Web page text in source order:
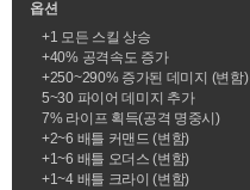
옵션
+1 모든 스킬 상승
+40% 공격속도 증가
+250~290% 증가된 데미지 (변함)
5~30 파이어 데미지 추가
7% 라이프 획득(공격 명중시)
+2~6 배틀 커맨드 (변함)
+1~6 배틀 오더스 (변함)
+1~4 배틀 크라이 (변함)